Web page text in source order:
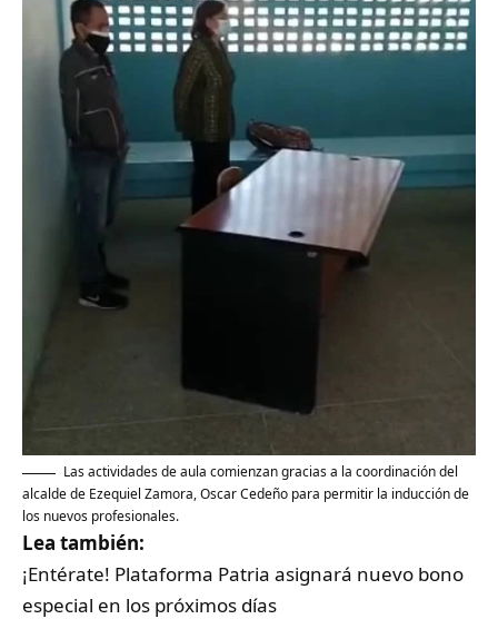
Las actividades de aula comienzan gracias a la coordinación del
alcalde de Ezequiel Zamora, Oscar Cedeño para permitir la inducción de
los nuevos profesionales.
Lea también:
¡Entérate! Plataforma Patria asignará nuevo bono
especial en los próximos días